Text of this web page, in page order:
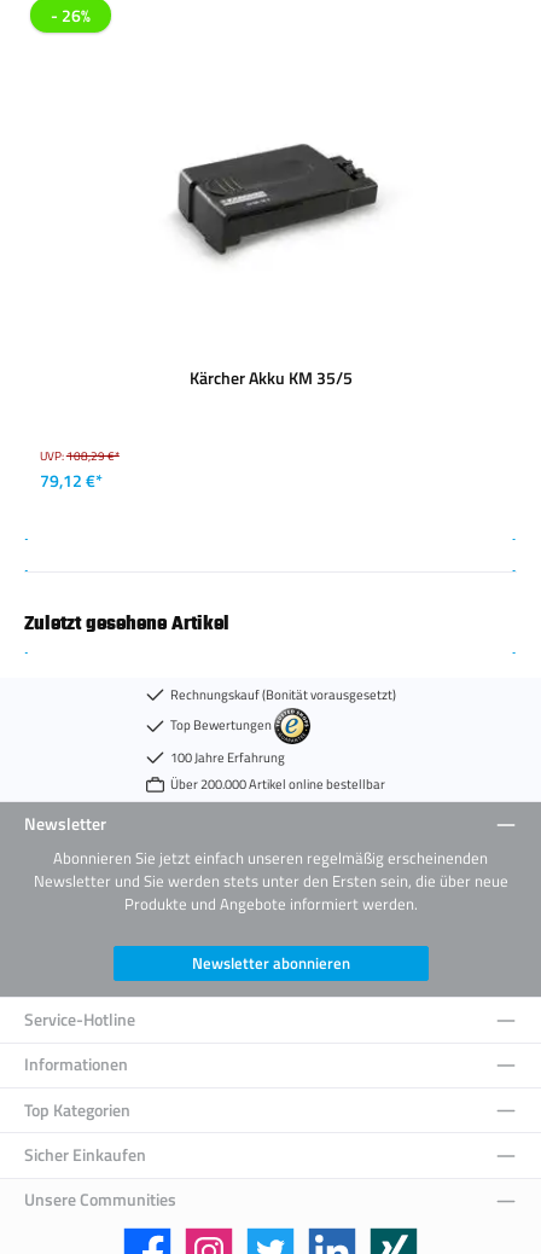
- 26%
Kärcher Akku KM 35/5
UVP:108,29 €*
79,12 €*
Zuletzt gesehene Artikel
Rechnungskauf (Bonität vorausgesetzt)
Top Bewertungen
100 Jahre Erfahrung
Über 200.000 Artikel online bestellbar
Newsletter
Abonnieren Sie jetzt einfach unseren regelmäßig erscheinenden
Newsletter und Sie werden stets unter den Ersten sein, die über neue
Produkte und Angebote informiert werden.
Newsletter abonnieren
Service-Hotline
Informationen
Top Kategorien
Sicher Einkaufen
Unsere Communities